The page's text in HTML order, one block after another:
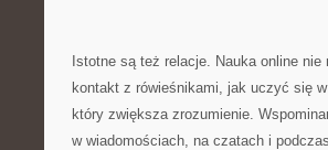
Istotne są też relacje. Nauka online
kontakt z rówieśnikami, jak uczyć się
który zwiększa zrozumienie.
w wiadomościach, na czatach i